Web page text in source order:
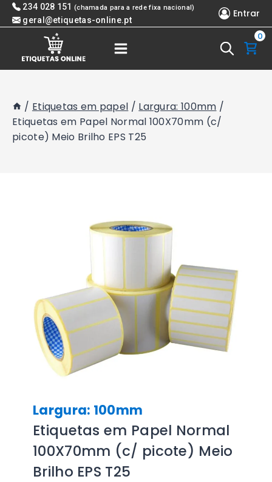
Skip 234 028 151 (chamada para a rede fixa nacional)
geral@etiquetas-online.pt
Entrar
0
/ Etiquetas em papel / Largura: 100mm /
Etiquetas em Papel Normal 100X70mm (c/
picote) Meio Brilho EPS T25
Largura: 100mm
Etiquetas em Papel Normal
100X70mm (c/ picote) Meio
Brilho EPS T25